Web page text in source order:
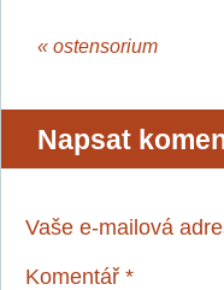
« ostensorium
Napsat
Vaše e-mailová
Komentář *